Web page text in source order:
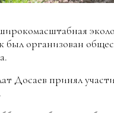
был организован
Досаев принял